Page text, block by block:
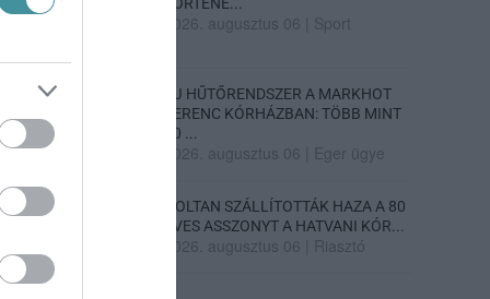
2026. augusztus 06 Sport
ÚJ HŰTŐRENDSZER A MARKHOT
FERENC KÓRHÁZBAN: TÖBB MINT
70 ...
2026. augusztus 06 Eger ügye
HOLTAN SZÁLLÍTOTTÁK HAZA A 80
ÉVES ASSZONYT A HATVANI KÓR...
2026. augusztus 06 Riasztó